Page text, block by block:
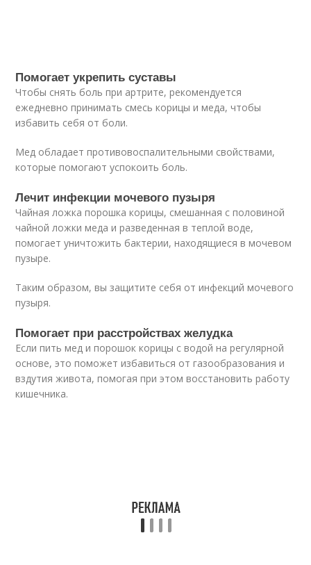
Помогает укрепить суставы
Чтобы снять боль при артрите, рекомендуется
ежедневно принимать смесь корицы и меда, чтобы
избавить себя от боли.
Мед обладает противовоспалительными свойствами,
которые помогают успокоить боль.
Лечит инфекции мочевого пузыря
Чайная ложка порошка корицы, смешанная с половиной
чайной ложки меда и разведенная в теплой воде,
помогает уничтожить бактерии, находящиеся в мочевом
пузыре.
Таким образом, вы защитите себя от инфекций мочевого
пузыря.
Помогает при расстройствах желудка
Если пить мед и порошок корицы с водой на регулярной
основе, это поможет избавиться от газообразования и
вздутия живота, помогая при этом восстановить работу
кишечника.